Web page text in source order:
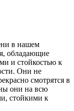
в нашем
обладающие
и стойкостью к
Они не
смотрятся в
они на всю
стойкими к